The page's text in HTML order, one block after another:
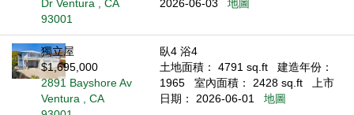
Dr Ventura , CA
93001
2026-06-03
地圖
獨立屋
$1,695,000
2891 Bayshore Av
Ventura , CA
臥4 浴4
土地面積： 4791 sq.ft
建造年份：
1965
室內面積： 2428 sq.ft
上市
日期： 2026-06-01
地圖